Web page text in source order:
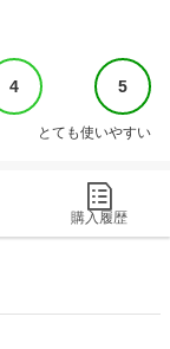
4 5
とても使いやすい
購入履歴